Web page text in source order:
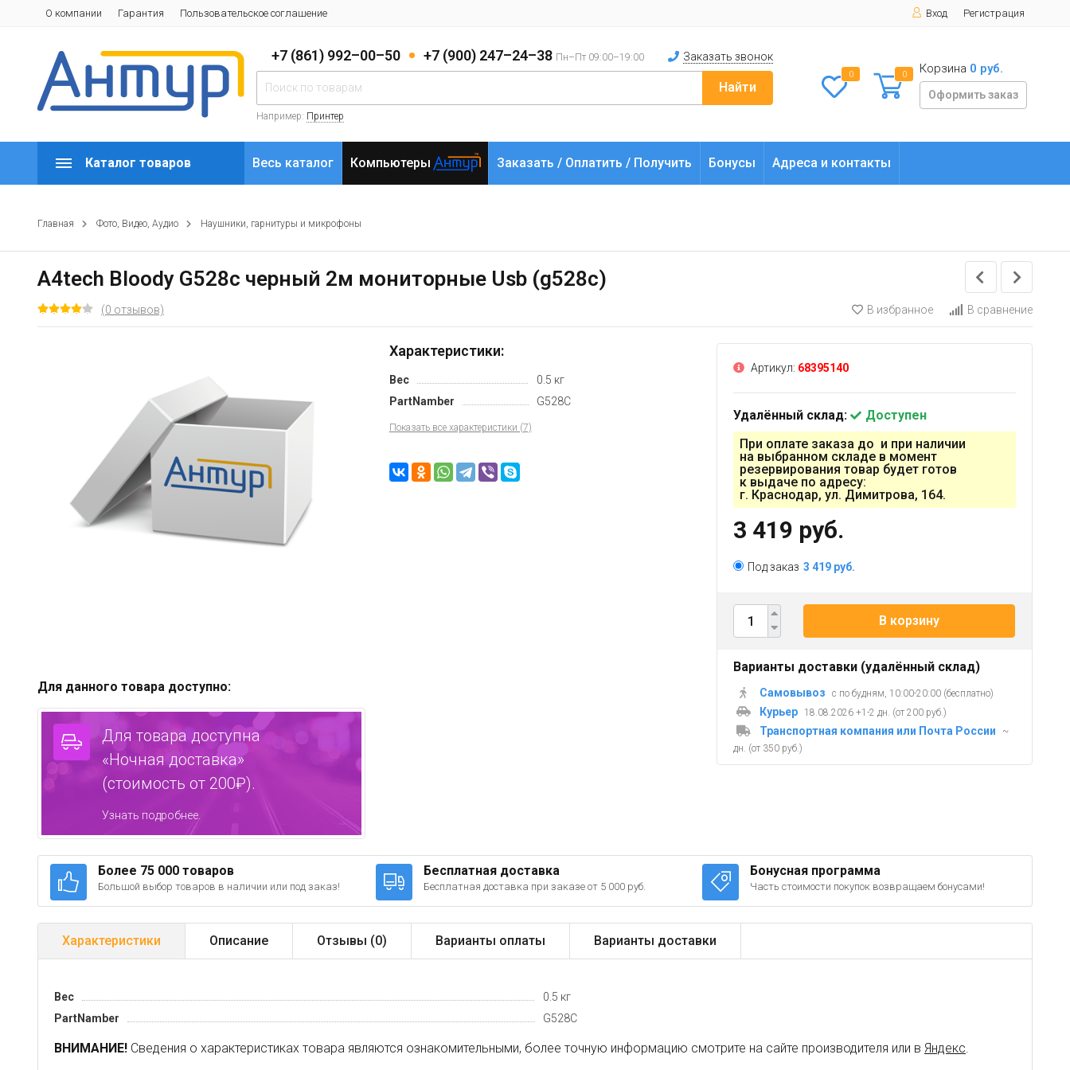
О компании Гарантия Пользовательское соглашение Вход Регистрация
+7 (861) 992–00–50 +7 (900) 247–24–38 Пн–Пт 09:00–19:00 Заказать звонок
Найти
Например: Принтер
0 0 Корзина 0 руб.
Оформить заказ
Каталог товаров Весь каталог Компьютеры Заказать / Оплатить / Получить Бонусы Адреса и контакты
Главная Фото, Видео, Аудио Наушники, гарнитуры и микрофоны
A4tech Bloody G528c черный 2м мониторные Usb (g528c)
(0 отзывов) В избранное В сравнение
Характеристики:
Вес
0.5 кг
PartNamber
G528C
Показать все характеристики (7)
Для данного товара доступно:
Для товара доступна
«Ночная доставка»
(стоимость от 200₽).
Узнать подробнее.
Артикул: 68395140
Удалённый склад:
Доступен
При оплате заказа до и при наличии
на выбранном складе в момент
резервирования товар будет готов
к выдаче по адресу:
г. Краснодар, ул. Димитрова, 164.
3 419 руб.
Под заказ 3 419 руб.
В корзину
Варианты доставки (удалённый склад)
Самовывоз с по будням, 10:00-20:00 (бесплатно)
Курьер 18.08.2026 +1-2 дн. (от 200 руб.)
Транспортная компания или Почта России
~
дн. (от 350 руб.)
Более 75 000 товаров
Большой выбор товаров в наличии или под заказ!
Бесплатная доставка
Бесплатная доставка при заказе от 5 000 руб.
Бонусная программа
Часть стоимости покупок возвращаем бонусами!
Характеристики Описание Отзывы (0) Варианты оплаты Варианты доставки
Вес
0.5 кг
PartNamber
G528C
ВНИМАНИЕ! Сведения о характеристиках товара являются ознакомительными, более точную информацию смотрите на сайте производителя или в Яндекс.